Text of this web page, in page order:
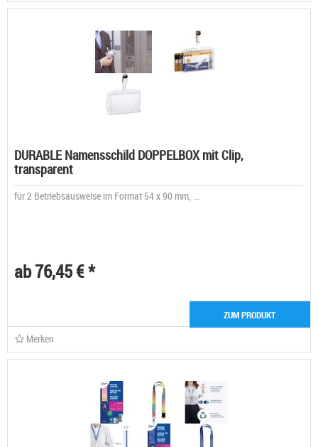
DURABLE Namensschild DOPPELBOX mit Clip,
transparent
für 2 Betriebsausweise im Format 54 x 90 mm, ...
ab 76,45 € *
ZUM PRODUKT
Merken